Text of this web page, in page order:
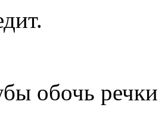
обочь речки